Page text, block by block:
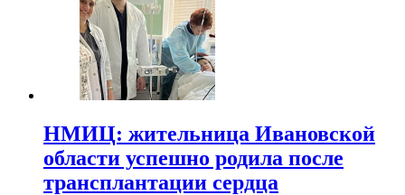
НМИЦ: жительница Ивановской
области успешно родила после
трансплантации сердца